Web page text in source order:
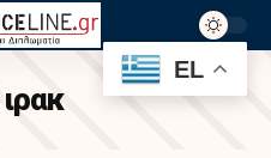
ιρακ
EL